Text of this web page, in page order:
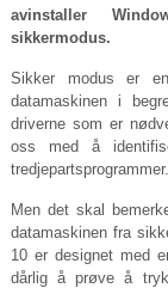
avinstaller
sikkermodus.
Sikker modus er
datamaskinen i
driverne som er
oss med å
tredjepartsprogrammer.
Men det skal
datamaskinen fra
10 er designet med
dårlig å prøve å